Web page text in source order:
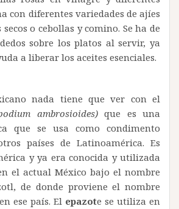
con diferentes variedades de ajíes
o cebollas y comino. Se ha de
sobre los platos al servir, ya
a liberar los aceites esenciales.
nada tiene que ver con el
ambrosioides)que es una
que se usa como condimento
países de Latinoamérica. Es
y ya era conocida y utilizada
el actual México bajo el nombre
de donde proviene el nombre
ese país. El epazote se utiliza en